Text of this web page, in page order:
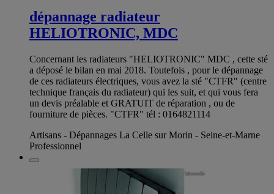
dépannage radiateur
HELIOTRONIC, MDC
Concernant les radiateurs "HELIOTRONIC" MDC , cette sté
a déposé le bilan en mai 2018. Toutefois , pour le dépannage
de ces radiateurs électriques, vous avez la sté "CTFR" (centre
technique français du radiateur) qui les suit, et qui vous fera
un devis préalable et GRATUIT de réparation , ou de
fourniture de pièces. "CTFR" tél : 0164821114
Artisans - Dépannages La Celle sur Morin - Seine-et-Marne
Professionnel